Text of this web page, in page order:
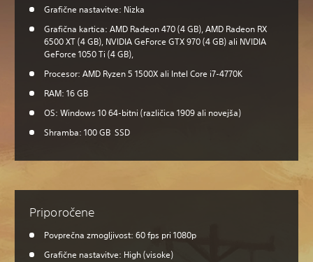
Grafične nastavitve: Nizka
Grafična kartica: AMD Radeon 470 (4 GB), AMD Radeon RX
6500 XT (4 GB), NVIDIA GeForce GTX 970 (4 GB) ali NVIDIA
GeForce 1050 Ti (4 GB),
Procesor: AMD Ryzen 5 1500X ali Intel Core i7-4770K
RAM: 16 GB
OS: Windows 10 64-bitni (različica 1909 ali novejša)
Shramba: 100 GB SSD
Priporočene
Povprečna zmogljivost: 60 fps pri 1080p
Grafične nastavitve: High (visoke)